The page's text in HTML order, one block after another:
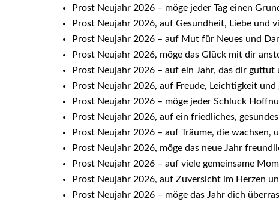
Prost Neujahr 2026 – möge jeder Tag einen
Prost Neujahr 2026, auf Gesundheit, Liebe und
Prost Neujahr 2026 – auf Mut für Neues und
Prost Neujahr 2026, möge das Glück mit dir
Prost Neujahr 2026 – auf ein Jahr, das dir guttut
Prost Neujahr 2026, auf Freude, Leichtigkeit
Prost Neujahr 2026 – möge jeder Schluck
Prost Neujahr 2026, auf ein friedliches,
Prost Neujahr 2026 – auf Träume, die wachsen,
Prost Neujahr 2026, möge das neue Jahr
Prost Neujahr 2026 – auf viele gemeinsame
Prost Neujahr 2026, auf Zuversicht im Herzen
Prost Neujahr 2026 – möge das Jahr dich